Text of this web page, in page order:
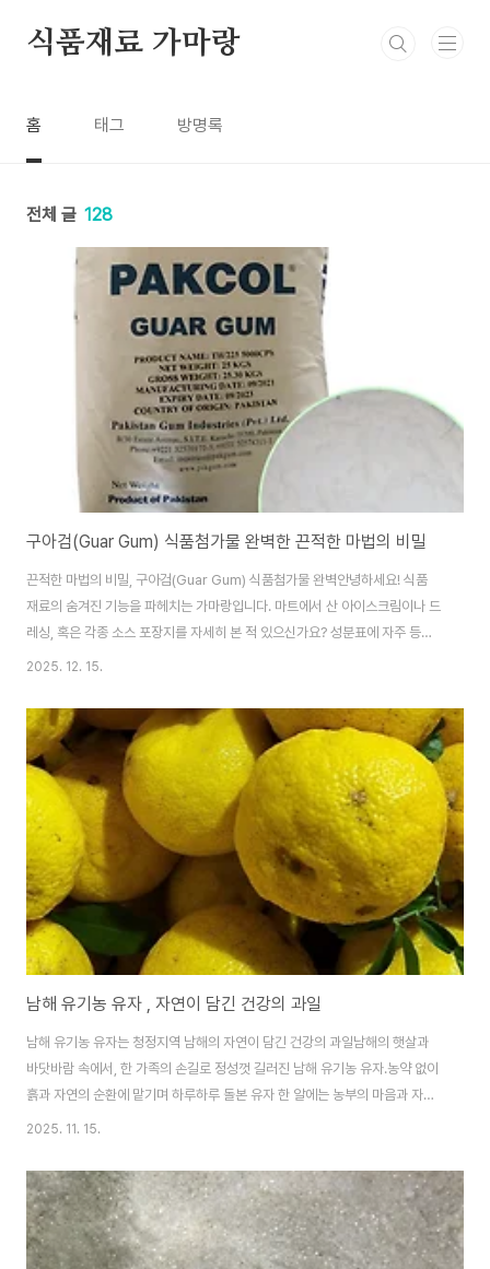
식품재료 가마랑
홈 태그 방명록
전체 글 128
구아검(Guar Gum) 식품첨가물 완벽한 끈적한 마법의 비밀
끈적한 마법의 비밀, 구아검(Guar Gum) 식품첨가물 완벽안녕하세요! 식품
재료의 숨겨진 기능을 파헤치는 가마랑입니다. 마트에서 산 아이스크림이나 드
레싱, 혹은 각종 소스 포장지를 자세히 본 적 있으신가요? 성분표에 자주 등장
하지만 왠지 모르게 낯선 이름, 바로 구아검(Guar Gum)입니다. 오늘은 이 '구
리고 가정에서 어떻게 활용할 수 있는지 자세히 알아보겠습니다. 1. 구아검이란
무엇인가? (원재료명)구아검은 천연 유래의 다당류(Polysaccharide)입니
다. 원재료명: 구아검의 원재료는 주로 인도와 파키스탄 지역에서 재배되는 구
아콩(Guar Bean) 또는 구아 열매의 씨앗입니다. 제조 과정: 구아콩의 씨앗 내
부..
2025. 12. 15.
남해 유기농 유자 , 자연이 담긴 건강의 과일
남해 유기농 유자는 청정지역 남해의 자연이 담긴 건강의 과일남해의 햇살과
바닷바람 속에서, 한 가족의 손길로 정성껏 길러진 남해 유기농 유자.농약 없이
흙과 자연의 순환에 맡기며 하루하루 돌본 유자 한 알에는 농부의 마음과 자연
의 힘이 깃들어 있습니다.껍질 가득 풍부한 영양소와 상큼한 향은, 건강과 활력
덕에서 유자를 정성껏 길러냅니다.바다에서 불어오는 해풍이 잎과 열매에 스며
들고, 흙 속 미네랄이 나무와 과일에 녹아들며 향과 영양이 풍부한 유자가 자라
죠.농약과 화학비료 없이 자연 그대로 키운 유자는 껍질이 두껍고 향이 진하며,
한 입 베어 물면 상큼함과 건강함이 함께 전해집니다. 올해의 잘 익은 남해 유기
2025. 11. 15.